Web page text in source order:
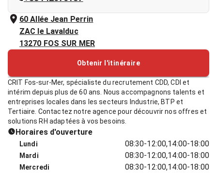
60 Allée Jean Perrin
ZAC le Lavalduc
13270 FOS SUR MER
Obtenir l'itinéraire
CRIT Fos-sur-Mer, spécialiste du recrutement CDD, CDI et
intérim depuis plus de 60 ans. Nous accompagnons talents et
entreprises locales dans les secteurs Industrie, BTP et
Tertiaire. Contactez notre agence pour découvrir nos offres et
solutions RH adaptées à vos besoins.
Horaires d'ouverture
Lundi 08:30-12:00,14:00-18:00
Mardi 08:30-12:00,14:00-18:00
Mercredi 08:30-12:00,14:00-18:00